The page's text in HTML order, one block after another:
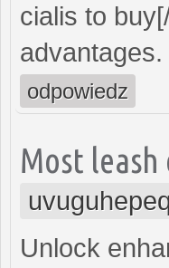
cialis to
advantages.
odpowiedz
Most
Unlock